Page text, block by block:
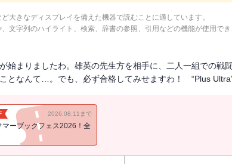
大きなディスプレイを備えた機器で読むことに適しています。
文字列のハイライト、検索、辞書の参照、引用などの機能が使用でき
始まりましたわ。雄英の先生方を相手に、二人一組での
となんて…。でも、必ず合格してみせますわ！ “Plus
2026.08.11まで
マーブックフェス2026！全